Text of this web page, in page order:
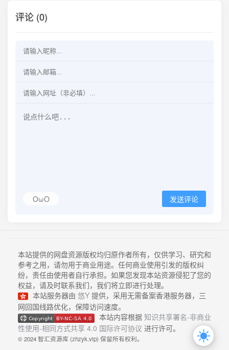
评论 (0)
OωO 发送评论
本站提供的网盘资源版权均归原作者所有，仅供学习、研究和
参考之用，请勿用于商业用途。任何商业使用引发的版权纠
纷，责任由使用者自行承担。如果您发现本站资源侵犯了您的
权益，请及时联系我们，我们将立即进行处理。
本站服务器由 悠Y 提供，采用无需备案香港服务器，三
网回国线路优化，保障访问速度。
本站内容根据 知识共享署名-非商业
性使用-相同方式共享 4.0 国际许可协议 进行许可。
© 2024 智汇资源库 (zhzyk.vip) 保留所有权利。